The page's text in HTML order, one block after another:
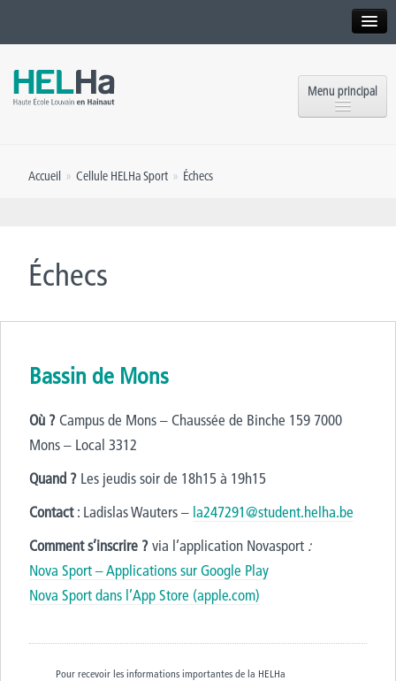
Formation continue et Recherche
Menu principal
Rencontrez-nous
Accueil » Cellule HELHa Sport » Échecs
Échecs
Bassin de Mons
Où ?Campus de Mons – Chaussée de Binche 159 7000
Mons – Local 3312
Quand ? Les jeudis soir de 18h15 à 19h15
Contact: Ladislas Wauters – la247291@student.helha.be
Comment s’inscrire ?via l’application Novasport :
Nova Sport – Applications sur Google Play
Nova Sport dans l’App Store (apple.com)
Pour recevoir les informations importantes de la HELHa